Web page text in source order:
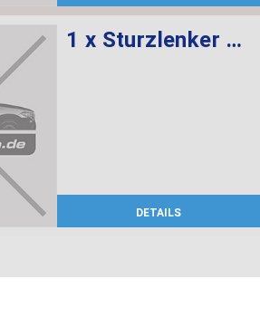
1 x Sturzlenker mit Gummilager, 1 x Abdeckung rechts
DETAILS